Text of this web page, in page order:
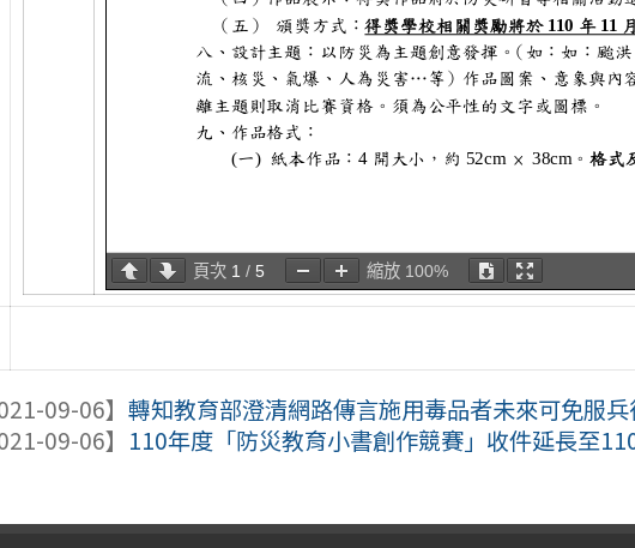
頁次 1 / 5 縮放 100%
09-06】轉知教育部澄清網路傳言施用毒品者未來可免服
09-06】 110年度「防災教育小書創作競賽」收件延長至